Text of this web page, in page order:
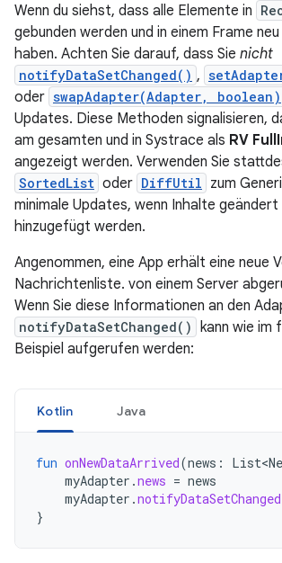
Wenn du siehst, dass alle Elemente in
gebunden werden und in einem Frame
haben. Achten Sie darauf, dass Sie nicht
notifyDataSetChanged() ,
oder swapAdapter(Adapter, boolean)
Updates. Diese Methoden signalisieren,
am gesamten und in Systrace als RV
angezeigt werden. Verwenden Sie
SortedList oder DiffUtil zum
minimale Updates, wenn Inhalte
hinzugefügt werden.
Angenommen, eine App erhält eine neue
Nachrichtenliste. von einem Server
Wenn Sie diese Informationen an den
notifyDataSetChanged()
kann wie im
Beispiel aufgerufen werden:
Kotlin Java
fun onNewDataArrived(news :
myAdapter .news = news
myAdapter .notifyDataSetChanged
}